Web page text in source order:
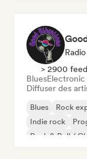
Radio
> 2900
Blues
Diffuser des
Blues Rock
Indie rock
Rock & Roll /